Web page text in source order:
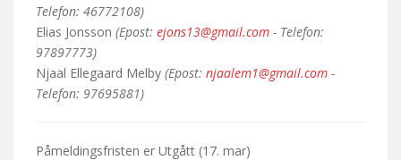
Telefon: 46772108)
Elias Jonsson (Epost: ejons13@gmail.com - Telefon:
97897773)
Njaal Ellegaard Melby (Epost: njaalem1@gmail.com -
Telefon: 97695881)
Påmeldingsfristen er Utgått (17. mar)